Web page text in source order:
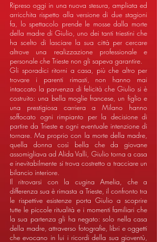
Ripreso oggi in una nuova stesura, ampliata ed
arricchita rispetto alla versione di due stagioni
fa, lo spettacolo prende le mosse dalla morte
della madre di Giulio, uno dei tanti triestini che
ha scelto di lasciare la sua città per cercare
altrove una realizzazione professionale e
personale che Trieste non gli sapeva garantire.
Gli sporadici ritorni a casa, più che altro per
trovare i parenti rimasti, non hanno mai
intaccato la parvenza di felicità che Giulio si è
costruito: una bella moglie francese, un figlio e
una prestigiosa carriera a Milano hanno
soffocato ogni rimpianto per la decisione di
partire da Trieste e ogni eventuale intenzione di
tornare. Ma proprio con la morte della madre,
quella donna così bella che da giovane
assomigliava ad Alida Valli, Giulio torna a casa
e inevitabilmente si trova costretto a tracciare un
bilancio interiore.
Il ritrovarsi con la cugina Amelia, che a
differenza sua è rimasta a Trieste, il confronto tra
le rispettive esistenze porta Giulio a scoprire
tutte le piccole ritualità e i momenti familiari che
la sua partenza gli ha negato: solo nella casa
della madre, attraverso fotografie, libri e oggetti
che evocano in lui i ricordi della sua gioventù,